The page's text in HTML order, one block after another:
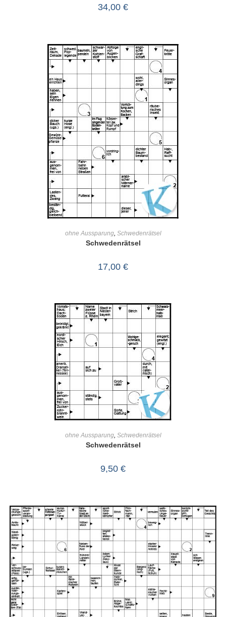
34,00 €
ohne Aussparung, Schwedenrätsel
Schwedenrätsel
17,00 €
ohne Aussparung, Schwedenrätsel
Schwedenrätsel
9,50 €